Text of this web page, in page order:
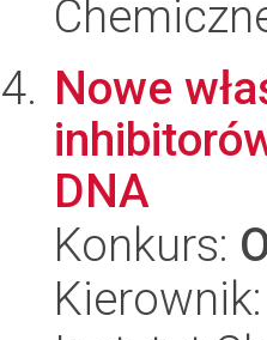
Nowe
DNA
Konkurs: